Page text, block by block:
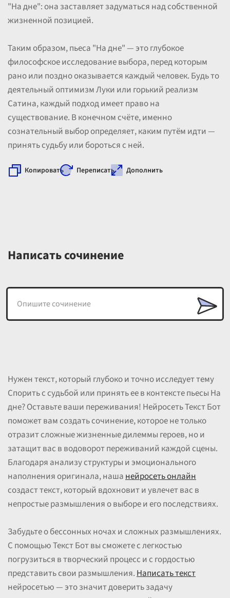
"На дне": она заставляет задуматься над собственной
жизненной позицией.
Таким образом, пьеса "На дне" — это глубокое
философское исследование выбора, перед которым
рано или поздно оказывается каждый человек. Будь то
деятельный оптимизм Луки или горький реализм
Сатина, каждый подход имеет право на
существование. В конечном счёте, именно
сознательный выбор определяет, каким путём идти —
принять судьбу или бороться с ней.
Копировать Переписать Дополнить
Написать сочинение
Нужен текст, который глубоко и точно исследует тему
Спорить с судьбой или принять ее в контексте пьесы На
дне? Оставьте ваши переживания! Нейросеть Текст Бот
поможет вам создать сочинение, которое не только
отразит сложные жизненные дилеммы героев, но и
затащит вас в водоворот переживаний каждой сцены.
Благодаря анализу структуры и эмоционального
наполнения оригинала, нашанейросеть онлайн
создаст текст, который вдохновит и увлечет вас в
непростые размышления о выборе и его последствиях.
Забудьте о бессонных ночах и сложных размышлениях.
С помощью Текст Бот вы сможете с легкостью
погрузиться в творческий процесс и с гордостью
представить свои размышления.Написать текст
нейросетью — это значит доверить задачу